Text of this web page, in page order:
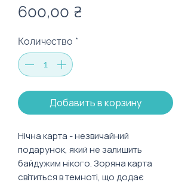
600,00 ₴
Количество *
Добавить в корзину
Нічна карта - незвичайний
подарунок, який не залишить
байдужим нікого. Зоряна карта
світиться в темноті, що додає